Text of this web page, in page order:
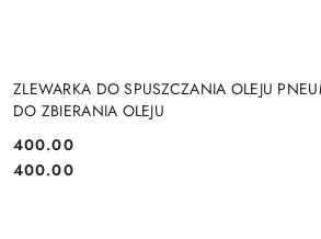
ZLEWARKA DO SPUSZCZANIA OLEJU
DO ZBIERANIA OLEJU
Cena:
400.00
Cena:
400.00